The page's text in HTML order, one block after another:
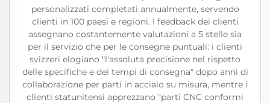
personalizzati completati annualmente, servendo
clienti in 100 paesi e regioni. I feedback dei clienti
assegnano costantemente valutazioni a 5 stelle sia
per il servizio che per le consegne puntuali: i clienti
svizzeri elogiano "l'assoluta precisione nel rispetto
delle specifiche e dei tempi di consegna" dopo anni di
collaborazione per parti in acciaio su misura, mentre i
clienti statunitensi apprezzano "parti CNC conformi